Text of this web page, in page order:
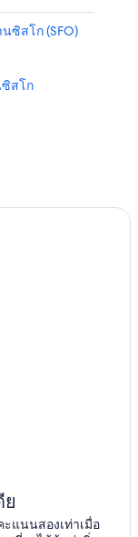
ซิสโก (SFO)
สโก
ย
แนนสองเท่าเมื่อ